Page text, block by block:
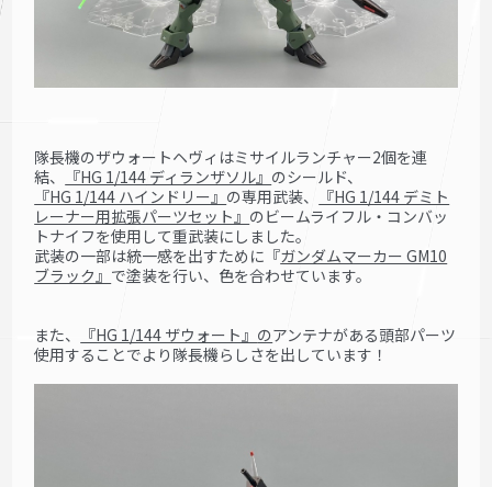
隊長機のザウォートヘヴィはミサイルランチャー2個を連
結、
『HG 1/144 ディランザソル』 のシールド、
『HG 1/144 ハインドリー』 の専用武装、
『HG 1/144 デミト
レーナー用拡張パーツセット』 のビームライフル・コンバッ
トナイフを使用して重武装にしました。
武装の一部は統一感を出すために 『ガンダムマーカー GM10
ブラック』 で塗装を行い、色を合わせています。
また、 『HG 1/144 ザウォート』 のアンテナがある頭部パーツ
使用することでより隊長機らしさを出しています！